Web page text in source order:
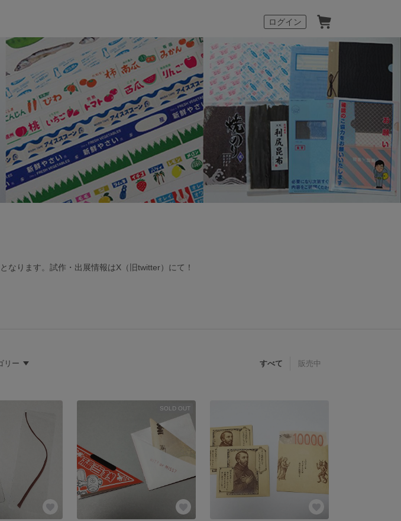
ログイン
なります。試作・出展情報はX（旧twitter）にて！
リー すべて 販売中
SOLD OUT